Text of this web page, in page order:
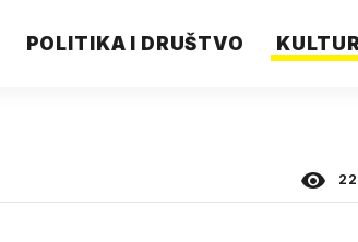
POLITIKA I DRUŠTVO